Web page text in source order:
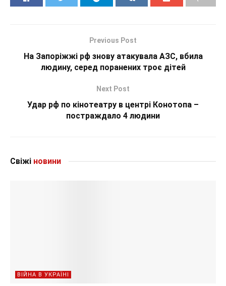
Previous Post
На Запоріжжі рф знову атакувала АЗС, вбила
людину, серед поранених троє дітей
Next Post
Удар рф по кінотеатру в центрі Конотопа –
постраждало 4 людини
Свіжі новини
ВІЙНА В УКРАЇНІ